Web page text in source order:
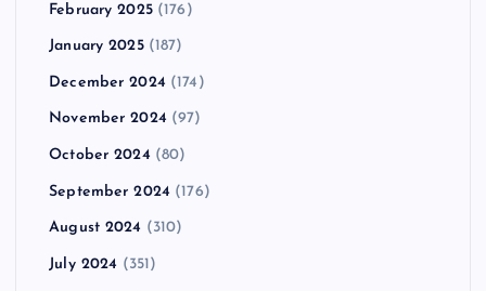
February 2025(176)
January 2025(187)
December 2024 (174)
November 2024 (97)
October 2024 (80)
September 2024 (176)
August 2024 (310)
July 2024 (351)